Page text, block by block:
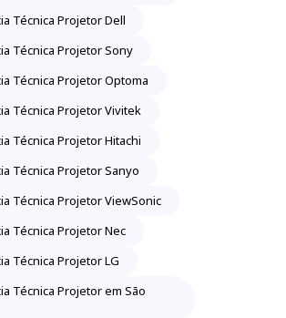
Técnica Projetor Dell
Técnica Projetor Sony
Técnica Projetor Optoma
Técnica Projetor Vivitek
Técnica Projetor Hitachi
Técnica Projetor Sanyo
Técnica Projetor ViewSonic
Técnica Projetor Nec
Técnica Projetor LG
Técnica Projetor em São